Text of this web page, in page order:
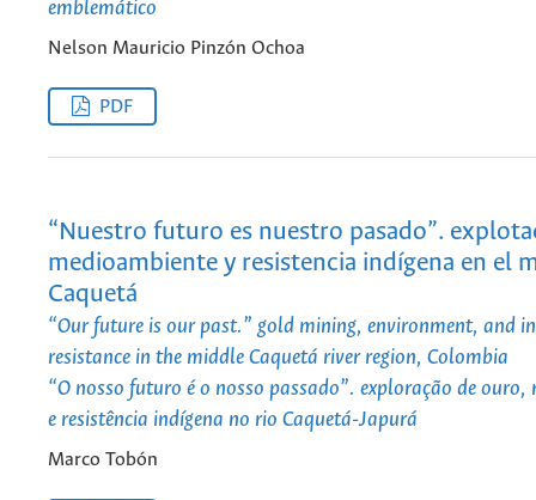
emblemático
Nelson Mauricio Pinzón Ochoa
PDF
“Nuestro futuro es nuestro pasado”.
medioambiente y resistencia indígena en el
Caquetá
“Our future is our past.” gold mining, environment, and
resistance in the middle Caquetá river region, Colombia
“O nosso futuro é o nosso passado”. exploração de ouro,
e resistência indígena no rio Caquetá-Japurá
Marco Tobón